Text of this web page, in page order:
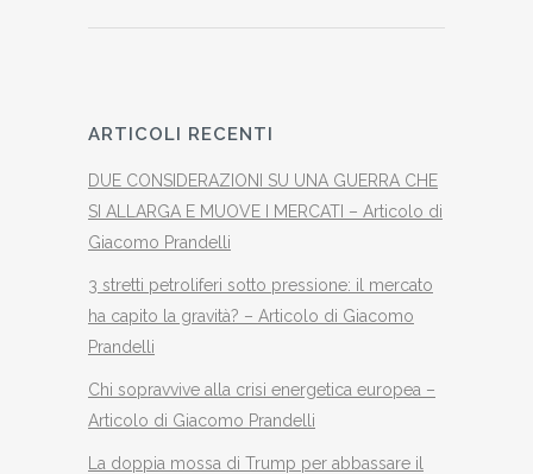
ARTICOLI RECENTI
DUE CONSIDERAZIONI SU UNA GUERRA CHE
SI ALLARGA E MUOVE I MERCATI – Articolo di
Giacomo Prandelli
3 stretti petroliferi sotto pressione: il mercato
ha capito la gravità? – Articolo di Giacomo
Prandelli
Chi sopravvive alla crisi energetica europea –
Articolo di Giacomo Prandelli
La doppia mossa di Trump per abbassare il